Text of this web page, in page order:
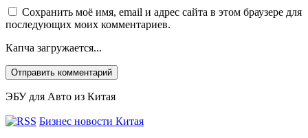
Сохранить моё имя, email и адрес сайта в этом браузере для
последующих моих комментариев.
Капча загружается...
ЭБУ для Авто из Китая
Бизнес новости Китая